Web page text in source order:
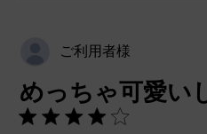
ご利用者様
めっちゃ可愛い